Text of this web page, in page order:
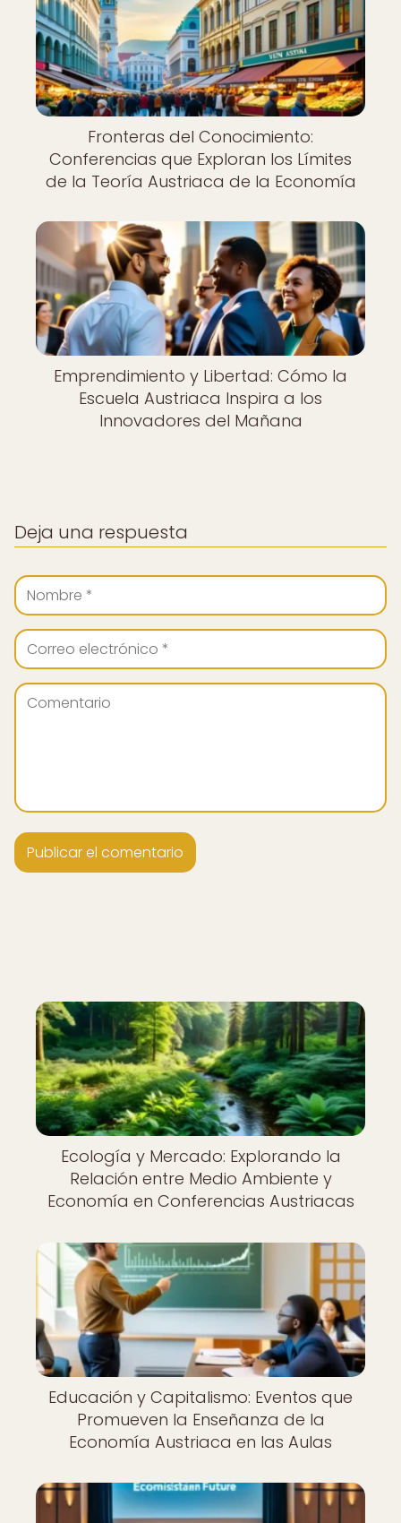
Fronteras del Conocimiento:
Conferencias que Exploran los Límites
de la Teoría Austriaca de la Economía
Emprendimiento y Libertad: Cómo la
Escuela Austriaca Inspira a los
Innovadores del Mañana
Deja una respuesta
Ecología y Mercado: Explorando la
Relación entre Medio Ambiente y
Economía en Conferencias Austriacas
Educación y Capitalismo: Eventos que
Promueven la Enseñanza de la
Economía Austriaca en las Aulas